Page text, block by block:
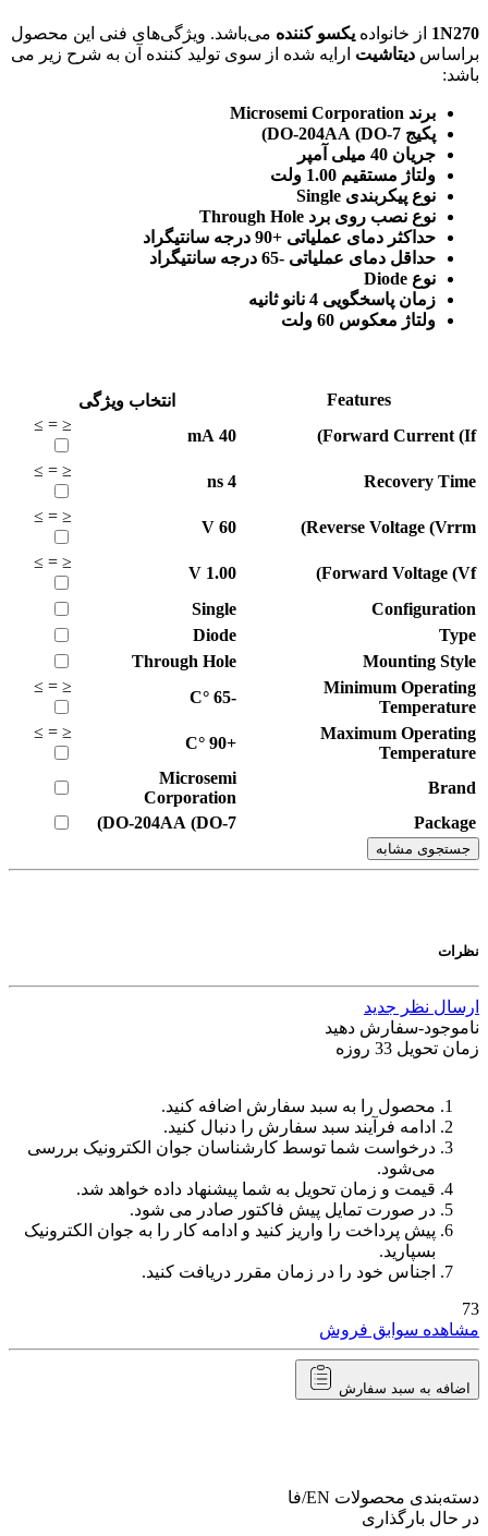
1N270 از خانواده یکسو کننده می‌باشد. ویژگی‌های فنی این محصول
براساس دیتاشیت ارایه شده از سوی تولید کننده آن به شرح زیر می
باشد:
برند Microsemi Corporation
پکیج DO-204AA (DO-7)
جریان 40 میلی آمپر
ولتاژ مستقیم 1.00 ولت
نوع پیکربندی Single
نوع نصب روی برد Through Hole
حداکثر دمای عملیاتی +90 درجه سانتیگراد
حداقل دمای عملیاتی -65 درجه سانتیگراد
نوع Diode
زمان پاسخگویی 4 نانو ثانیه
ولتاژ معکوس 60 ولت
Features
انتخاب ویژگی
Forward Current (If)
40
mA
≤
=
≥
Recovery Time
4
ns
≤
=
≥
Reverse Voltage (Vrrm)
60
V
≤
=
≥
Forward Voltage (Vf)
1.00
V
≤
=
≥
Configuration
Single
Type
Diode
Mounting Style
Through Hole
Minimum Operating
Temperature
-65
°C
≤
=
≥
Maximum Operating
Temperature
+90
°C
≤
=
≥
Brand
Microsemi
Corporation
Package
DO-204AA (DO-7)
جستجوی مشابه
نظرات
ارسال نظر جدید
ناموجود-سفارش دهید
زمان تحویل 33 روزه
محصول را به سبد سفارش اضافه کنید.
ادامه فرآیند سبد سفارش را دنبال کنید.
درخواست شما توسط کارشناسان جوان الکترونیک بررسی
می‌شود.
قیمت و زمان تحویل به شما پیشنهاد داده خواهد شد.
در صورت تمایل پیش فاکتور صادر می شود.
پیش پرداخت را واریز کنید و ادامه کار را به جوان الکترونیک
بسپارید.
اجناس خود را در زمان مقرر دریافت کنید.
73
مشاهده سوابق فروش
اضافه به سبد سفارش
دسته‌بندی محصولات EN/فا
در حال بارگذاری